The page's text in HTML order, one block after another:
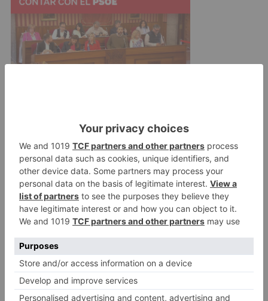
estaciones de Adif dispondrán de un sistema
inteligente de apertura. Así, el control de acceso
se realizará desde la app de registro y reserva
de plaza, a través de una conexión segura
Bluetooth entre el teléfono y la cerradura
electromecánica, evitando así la gestión de
llaves físicas y minimizando el consumo
energético.